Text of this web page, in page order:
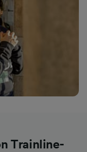
Trainline-